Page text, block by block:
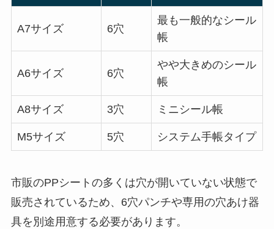
A7サイズ 6穴
最も一般的なシール
帳
A6サイズ 6穴
やや大きめのシール
帳
A8サイズ 3穴 ミニシール帳
M5サイズ 5穴 システム手帳タイプ
市販のPPシートの多くは穴が開いていない状態で
販売されているため、6穴パンチや専用の穴あけ器
具を別途用意する必要があります。